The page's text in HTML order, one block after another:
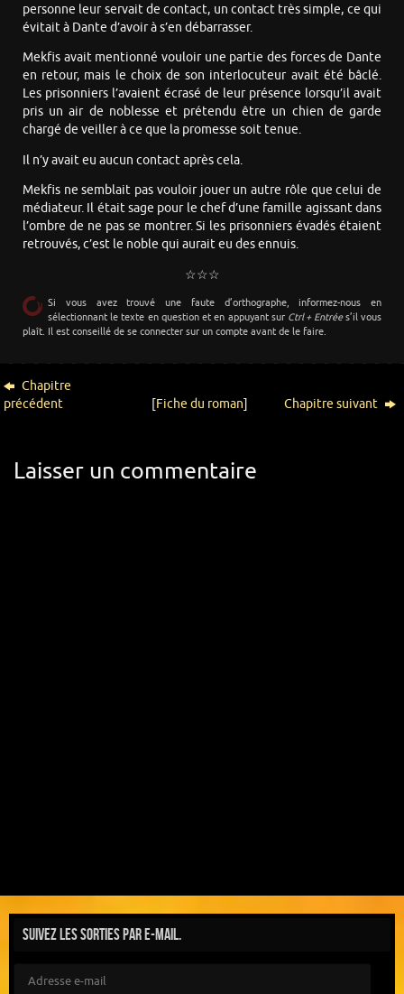
personne leur servait de contact, un contact très simple, ce qui
évitait à Dante d’avoir à s’en débarrasser.
Mekfis avait mentionné vouloir une partie des forces de Dante
en retour, mais le choix de son interlocuteur avait été bâclé.
Les prisonniers l’avaient écrasé de leur présence lorsqu’il avait
pris un air de noblesse et prétendu être un chien de garde
chargé de veiller à ce que la promesse soit tenue.
Il n’y avait eu aucun contact après cela.
Mekfis ne semblait pas vouloir jouer un autre rôle que celui de
médiateur. Il était sage pour le chef d’une famille agissant dans
l’ombre de ne pas se montrer. Si les prisonniers évadés étaient
retrouvés, c’est le noble qui aurait eu des ennuis.
☆☆☆
Si vous avez trouvé une faute d’orthographe, informez-nous en
sélectionnant le texte en question et en appuyant sur Ctrl + Entrées’il vous
plaît. Il est conseillé de se connecter sur un compte avant de le faire.
Chapitre
précédent
[Fiche du roman] Chapitre suivant
Laisser un commentaire
Suivez les sorties par e-mail.